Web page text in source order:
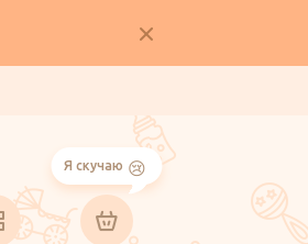
Я скучаю